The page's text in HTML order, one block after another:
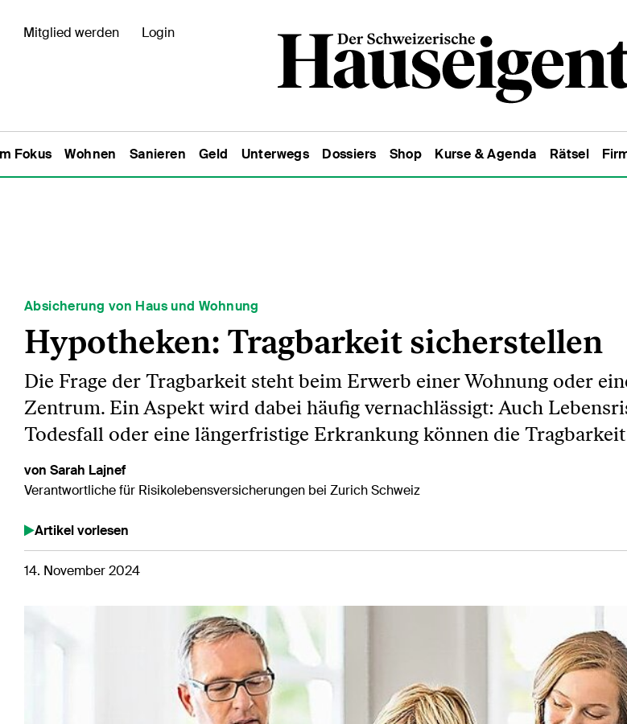
Mitglied werden Login
Fokus Wohnen Sanieren Geld Unterwegs Dossiers Shop Kurse & Agenda Rätsel
Absicherung von Haus und Wohnung
Hypotheken: Tragbarkeit sicherstellen
Die Frage der Tragbarkeit steht beim Erwerb einer Wohnung oder
Zentrum. Ein Aspekt wird dabei häufig vernachlässigt: Auch
Todesfall oder eine längerfristige Erkrankung können die
von Sarah Lajnef
Verantwortliche für Risikolebensversicherungen bei Zurich Schweiz
Artikel vorlesen
14. November 2024